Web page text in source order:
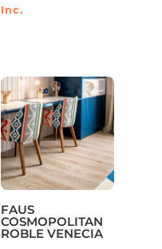
Inc.
FAUS
COSMOPOLITAN
ROBLE VENECIA